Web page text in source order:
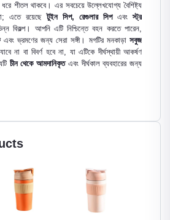
শীতল থাকবে। এর সবচেয়ে উল্লেখযোগ্য বৈশিষ্ট্য
এতে রয়েছেটুইন সিপ, রেগুলার সিপএবংস্ট্র
বিকল্প। আপনি এটি নিশ্চিন্তে বহন করতে পারেন,
এবং ভ্রমণের জন্য সেরা সঙ্গী। মগটির মনকাড়াসবুজ
না বা বিবর্ণ হবে না, যা এটিকে দীর্ঘস্থায়ী আকর্ষণ
চীন থেকে আমদানিকৃতএবং দীর্ঘকাল ব্যবহারের জন্য